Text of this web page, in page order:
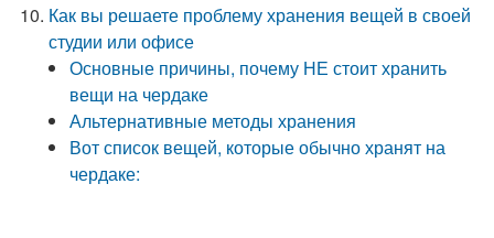
Как вы решаете проблему хранения вещей в своей
студии или офисе
Основные причины, почему НЕ стоит хранить
вещи на чердаке
Альтернативные методы хранения
Вот список вещей, которые обычно хранят на
чердаке: